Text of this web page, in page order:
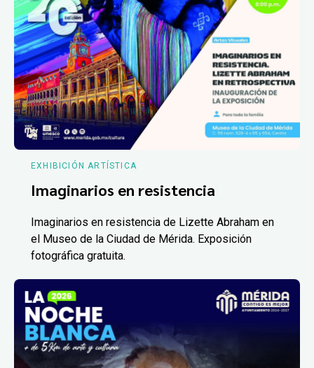
EXHIBICIÓN ARTÍSTICA
Imaginarios en resistencia
Imaginarios en resistencia de Lizette Abraham en
el Museo de la Ciudad de Mérida. Exposición
fotográfica gratuita.